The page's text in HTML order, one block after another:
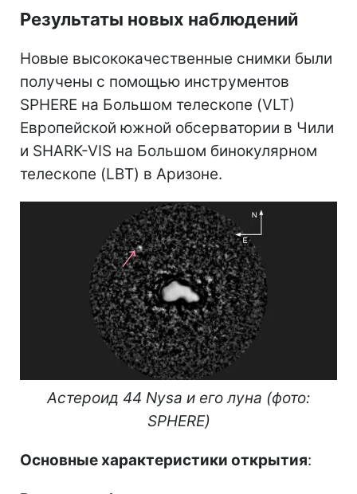
Результаты новых наблюдений
Новые высококачественные снимки были
получены с помощью инструментов
SPHERE на Большом телескопе (VLT)
Европейской южной обсерватории в Чили
и SHARK-VIS на Большом бинокулярном
телескопе (LBT) в Аризоне.
Астероид 44 Nysa и его луна (фото:
SPHERE)
Основные характеристики открытия: